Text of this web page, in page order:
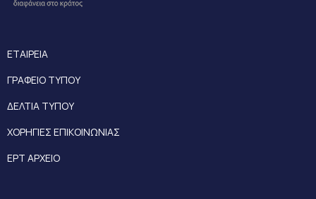
ΕΤΑΙΡΕΙΑ
ΓΡΑΦΕΙΟ ΤΥΠΟΥ
ΔΕΛΤΙΑ ΤΥΠΟΥ
ΧΟΡΗΓΙΕΣ ΕΠΙΚΟΙΝΩΝΙΑΣ
ΕΡΤ ΑΡΧΕΙΟ